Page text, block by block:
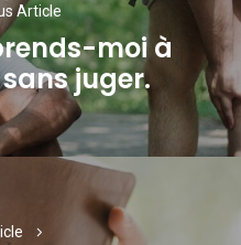
Article
moi à
juger.